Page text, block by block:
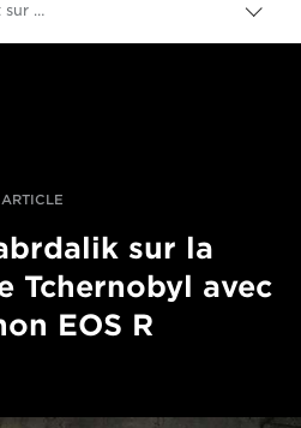
entre
Maciek Nabrdalik revient sur ses photos de Tchernobyl prises avec le Canon EOS R
ARTICLE
sur la
Tchernobyl avec
EOS R